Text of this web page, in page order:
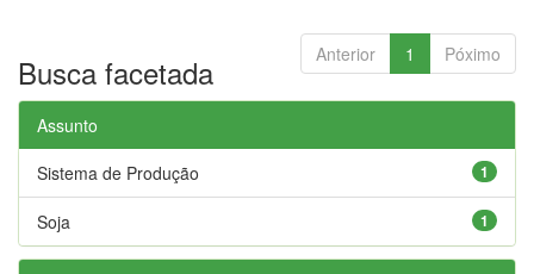
Anterior 1 Póximo
Busca facetada
Assunto
1
Sistema de Produção
1
Soja